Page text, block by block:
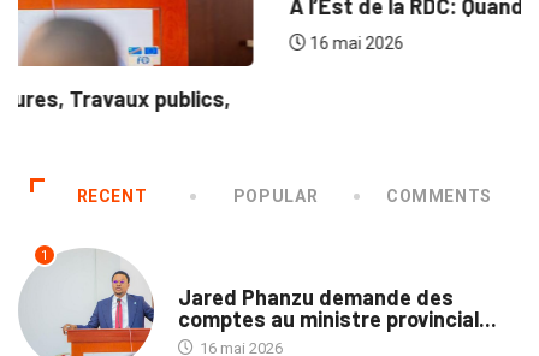
À l’Est de la RDC: Quand les...
16 mai 2026
RECENT POPULAR COMMENTS
1
Jared Phanzu demande des
comptes au ministre provincial...
16 mai 2026